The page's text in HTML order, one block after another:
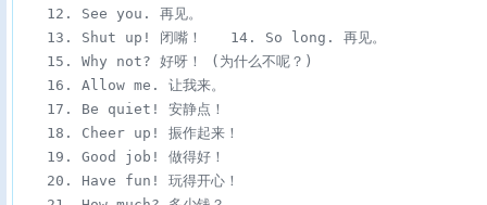
12. See you. 再见。
13. Shut up! 闭嘴！　　14. So long. 再见。
15. Why not? 好呀！ (为什么不呢？)
16. Allow me. 让我来。
17. Be quiet! 安静点！
18. Cheer up! 振作起来！
19. Good job! 做得好！
20. Have fun! 玩得开心！